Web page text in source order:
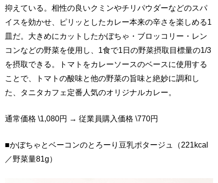
抑えている。相性の良いクミンやチリパウダーなどのスパ
イスを効かせ、ピリッとしたカレー本来の辛さを楽しめる1
皿だ。大きめにカットしたかぼちゃ・ブロッコリー・レン
コンなどの野菜を使用し、1食で1日の野菜摂取目標量の1/3
を摂取できる。トマトをカレーソースのベースに使用する
ことで、トマトの酸味と他の野菜の旨味と絶妙に調和し
た、タニタカフェ定番人気のオリジナルカレー。
通常価格 \1,080円 → 従業員購入価格 \770円
■かぼちゃとベーコンのとろーり豆乳ポタージュ（221kcal
／野菜量81g）